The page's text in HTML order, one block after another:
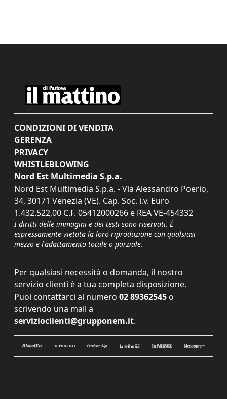
CONDIZIONI DI VENDITA
GERENZA
PRIVACY
WHISTLEBLOWING
Nord Est Multimedia S.p.a.
Nord Est Multimedia S.p.a. - Via Alessandro Poerio,
34, 30171 Venezia (VE). Cap. Soc. i.v. Euro
1.432.522,00 C.F. 05412000266 e REA VE-454332
I diritti delle immagini e dei testi sono riservati. È
espressamente vietata la loro riproduzione con qualsiasi
mezzo e l'adattamento totale o parziale.
Per qualsiasi necessità o domanda, il nostro
servizio clienti è a tua completa disposizione.
Puoi contattarci al numero 02 89362545 o
scrivendo una mail a
servizioclienti@grupponem.it.